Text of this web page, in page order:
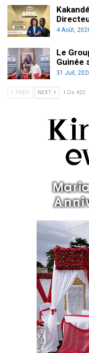
4 Août,
Le
Guinée
31 Juil,
PREV NEXT 1 De 452